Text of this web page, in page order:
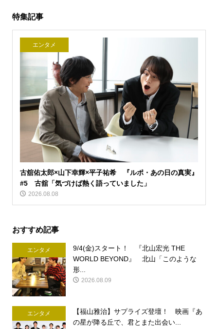
特集記事
エンタメ
古舘佑太郎×山下幸輝×平子祐希 『ルポ・あの日の真実』
#5 古舘「気づけば熱く語っていました」
2026.08.08
おすすめ記事
エンタメ
9/4(金)スタート！ 『北山宏光 THE
WORLD BEYOND』 北山「このような
形...
2026.08.09
エンタメ
【福山雅治】サプライズ登壇！ 映画『あ
の星が降る丘で、君とまた出会い...